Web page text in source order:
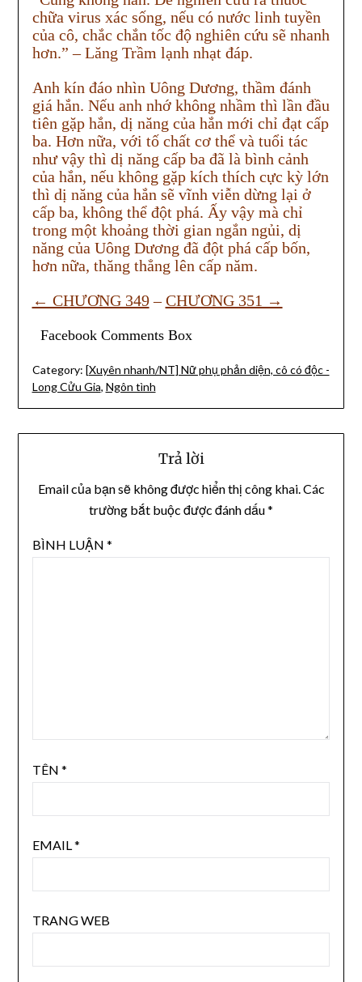
chữa virus xác sống, nếu có nước linh tuyền
của cô, chắc chắn tốc độ nghiên cứu sẽ nhanh
hơn.” – Lăng Trầm lạnh nhạt đáp.
Anh kín đáo nhìn Uông Dương, thầm đánh
giá hắn. Nếu anh nhớ không nhầm thì lần đầu
tiên gặp hắn, dị năng của hắn mới chỉ đạt cấp
ba. Hơn nữa, với tố chất cơ thể và tuổi tác
như vậy thì dị năng cấp ba đã là bình cảnh
của hắn, nếu không gặp kích thích cực kỳ lớn
thì dị năng của hắn sẽ vĩnh viễn dừng lại ở
cấp ba, không thể đột phá. Ấy vậy mà chỉ
trong một khoảng thời gian ngắn ngủi, dị
năng của Uông Dương đã đột phá cấp bốn,
hơn nữa, thăng thẳng lên cấp năm.
← CHƯƠNG 349–CHƯƠNG 351 →
Facebook Comments Box
Category: [Xuyên nhanh/NT] Nữ phụ phản diện, cô có độc -
Long Cửu Gia, Ngôn tình
Trả lời
Email của bạn sẽ không được hiển thị công khai.Các
trường bắt buộc được đánh dấu*
BÌNH LUẬN *
TÊN *
EMAIL*
TRANG WEB